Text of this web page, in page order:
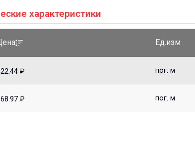
характеристики
Ед.изм
₽ пог. м
₽ пог. м